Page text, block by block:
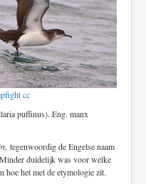
cc
puffinus). Eng. manx
, tegenwoordig de Engelse naam
duidelijk was voor welke
hoe het met de etymologie zit.